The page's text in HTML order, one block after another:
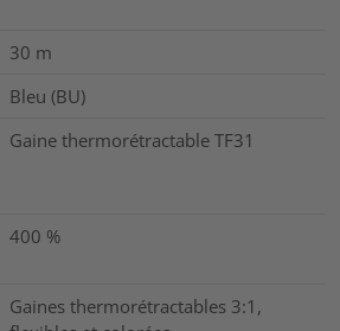
30 m
Bleu (BU)
Gaine thermorétractable TF31
400 %
Gaines thermorétractables 3:1,